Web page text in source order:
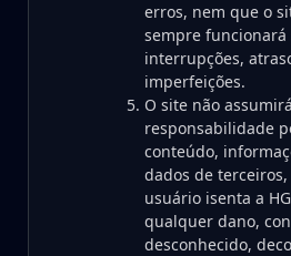
erros, nem que o
sempre funcionará
interrupções,
imperfeições.
O site não
responsabilidade
conteúdo,
dados de terceiros,
usuário isenta a
qualquer dano,
desconhecido,